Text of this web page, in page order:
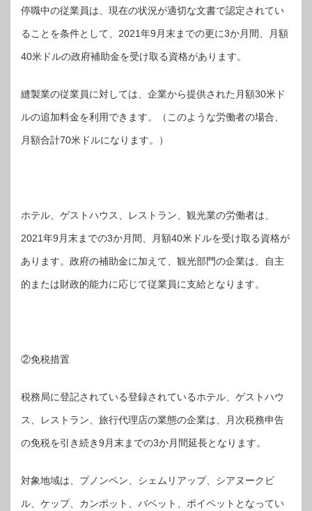
停職中の従業員は、現在の状況が適切な文書で認定されてい
ることを条件として、2021年9月末までの更に3か月間、月額
40米ドルの政府補助金を受け取る資格があります。
縫製業の従業員に対しては、企業から提供された月額30米ド
ルの追加料金を利用できます。（このような労働者の場合、
月額合計70米ドルになります。）
ホテル、ゲストハウス、レストラン、観光業の労働者は、
2021年9月末までの3か月間、月額40米ドルを受け取る資格が
あります。政府の補助金に加えて、観光部門の企業は、自主
的または財政的能力に応じて従業員に支給となります。
②免税措置
税務局に登記されている登録されているホテル、ゲストハウ
ス、レストラン、旅行代理店の業態の企業は、月次税務申告
の免税を引き続き9月末までの3か月間延長となります。
対象地域は、プノンペン、シェムリアップ、シアヌークビ
ル、ケップ、カンポット、バベット、ポイペットとなってい